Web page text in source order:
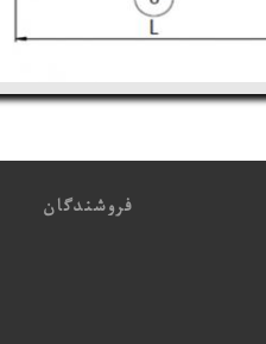
فروشندگان